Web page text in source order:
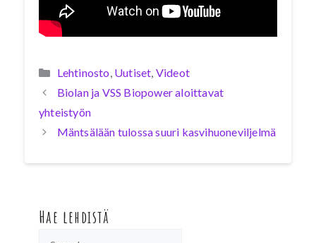
Kategoriat
Lehtinosto, Uutiset, Videot
Biolan ja VSS Biopower aloittavat
yhteistyön
Mäntsälään tulossa suuri kasvihuoneviljelmä
Hae lehdistä